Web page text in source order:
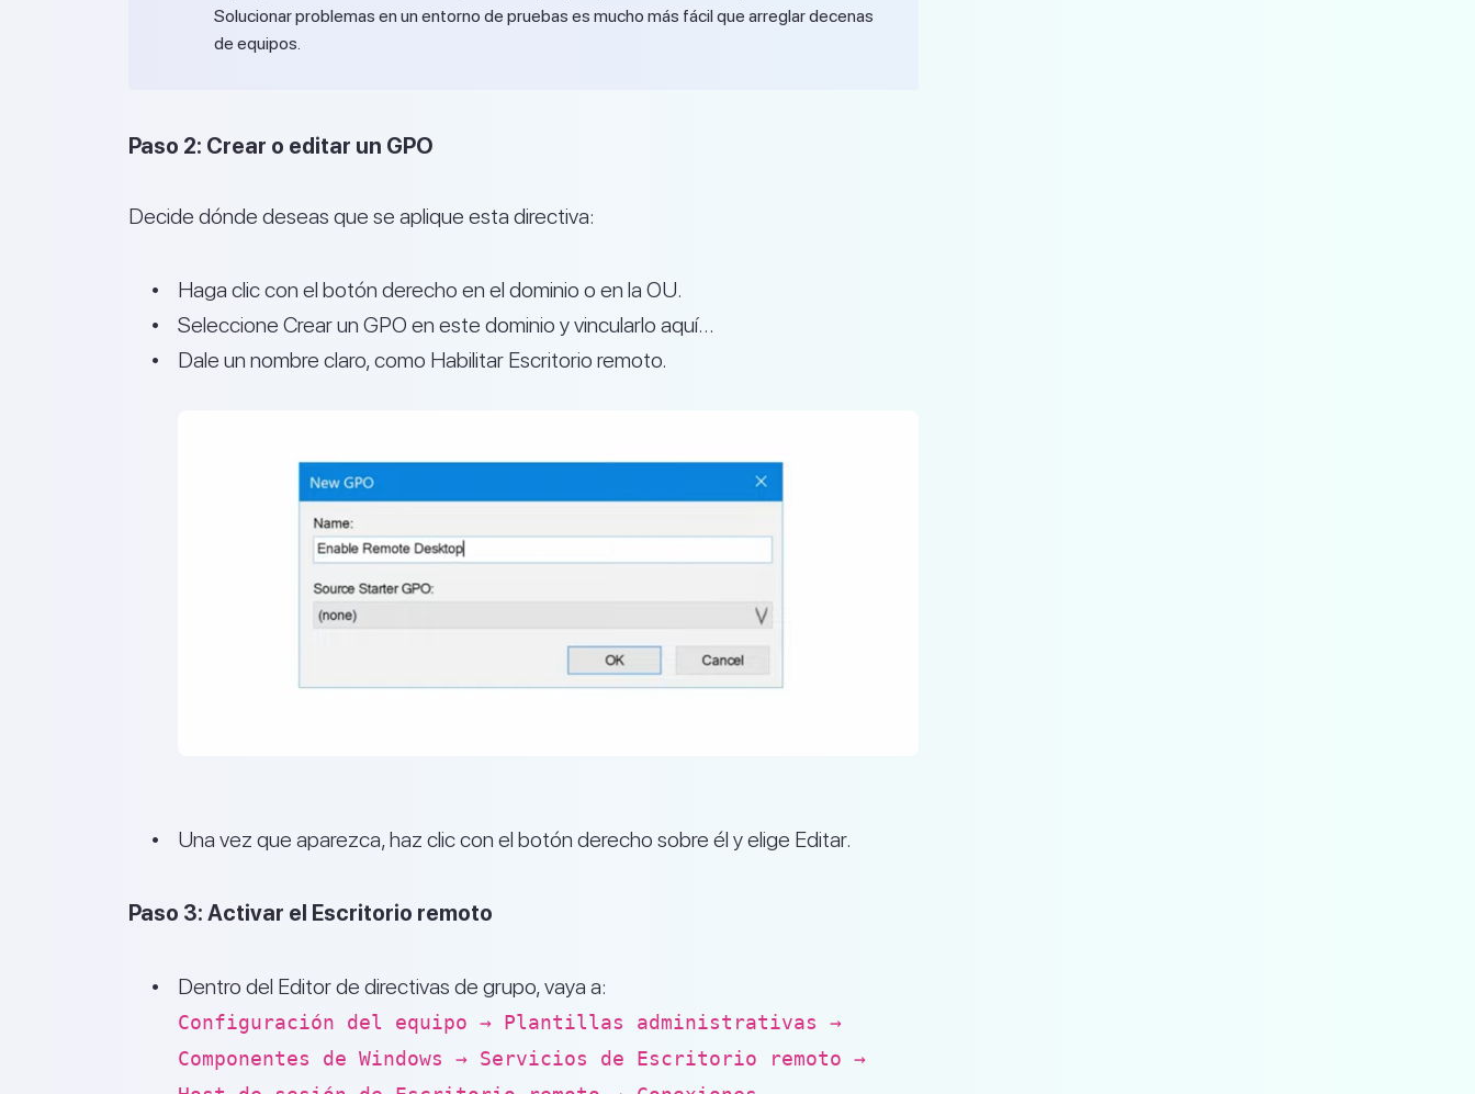
Solucionar problemas en un entorno de pruebas es mucho más fácil que arreglar decenas
de equipos.
Paso 2: Crear o editar un GPO
Decide dónde deseas que se aplique esta directiva:
Haga clic con el botón derecho en el dominio o en la OU.
Seleccione Crear un GPO en este dominio y vincularlo aquí…
Dale un nombre claro, como Habilitar Escritorio remoto.
Una vez que aparezca, haz clic con el botón derecho sobre él y elige Editar.
Paso 3: Activar el Escritorio remoto
Dentro del Editor de directivas de grupo, vaya a:
Configuración del equipo → Plantillas administrativas →
Componentes de Windows → Servicios de Escritorio remoto →